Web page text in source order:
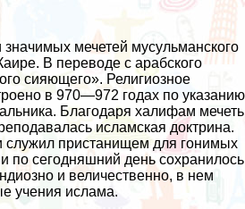
мечетей мусульманского
В переводе с арабского
сияющего». Религиозное
в 970—972 годах по указанию
Благодаря халифам мечеть
исламская доктрина.
служил пристанищем для гонимых
по сегодняшний день сохранилось
и величественно, в нем
учения ислама.